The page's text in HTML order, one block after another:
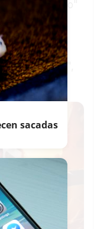
del
el principal
con la
acusado",
sacadas